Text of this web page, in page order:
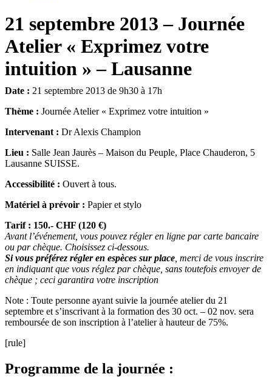
21 septembre 2013 – Journée
Atelier « Exprimez votre
intuition » – Lausanne
Date : 21 septembre 2013 de 9h30 à 17h
Thème : Journée Atelier « Exprimez votre intuition »
Intervenant : Dr Alexis Champion
Lieu : Salle Jean Jaurès – Maison du Peuple, Place Chauderon, 5
Lausanne SUISSE.
Accessibilité : Ouvert à tous.
Matériel à prévoir : Papier et stylo
Tarif : 150.- CHF (120 €)
Avant l’événement, vous pouvez régler en ligne par carte bancaire
ou par chèque. Choisissez ci-dessous.
Si vous préférez régler en espèces sur place , merci de vous inscrire
en indiquant que vous réglez par chèque, sans toutefois envoyer de
chèque ; ceci garantira votre inscription
Note : Toute personne ayant suivie la journée atelier du 21
septembre et s’inscrivant à la formation des 30 oct. – 02 nov. sera
remboursée de son inscription à l’atelier à hauteur de 75%.
[rule]
Programme de la journée :